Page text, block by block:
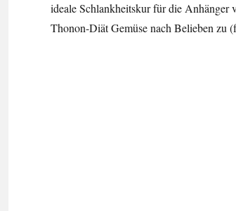
ideale Schlankheitskur für die Anhänger
Thonon-Diät Gemüse nach Belieben zu